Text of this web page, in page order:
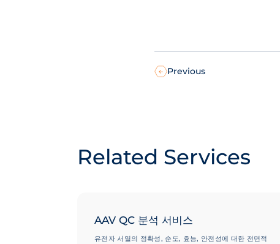
Previous
Related Services
AAV QC 분석 서비스
유전자 서열의 정확성, 순도, 효능, 안전성에 대한 전면적